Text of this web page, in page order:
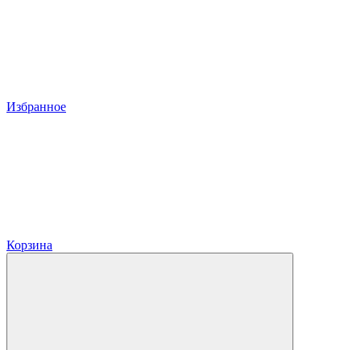
Избранное
Корзина